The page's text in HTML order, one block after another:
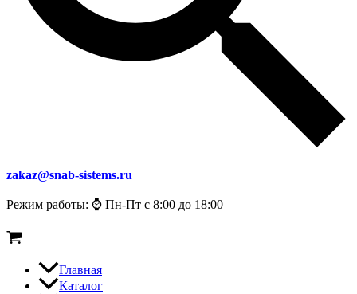
zakaz@snab-sistems.ru
Режим работы: ⌚ Пн-Пт с 8:00 до 18:00
Главная
Каталог